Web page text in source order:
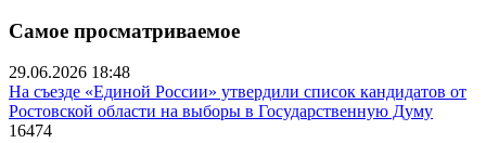
Самое просматриваемое
29.06.2026 18:48
На съезде «Единой России» утвердили список кандидатов от
Ростовской области на выборы в Государственную Думу
16474